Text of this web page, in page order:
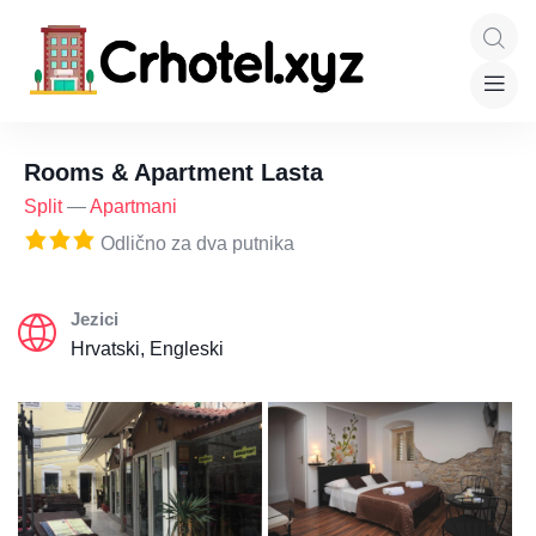
Rooms & Apartment Lasta
Split—Apartmani
Odlično za dva putnika
Jezici
Hrvatski, Engleski